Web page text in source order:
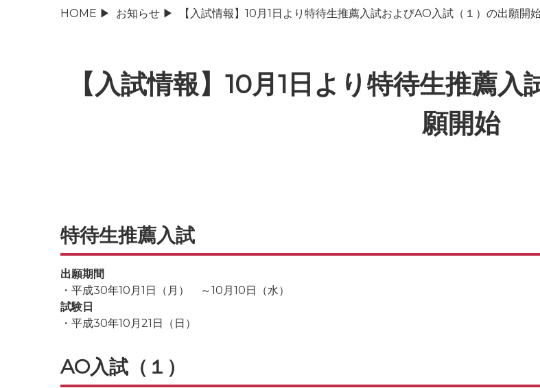
HOME ▶ お知らせ ▶ 【入試情報】10月1日より特待生推薦入試およびAO入試（１）の出願開
【入試情報】10月1日より特待生推薦
願開始
特待生推薦入試
出願期間
・平成30年10月1日（月） ～10月10日（水）
試験日
・平成30年10月21日（日）
AO入試（１）